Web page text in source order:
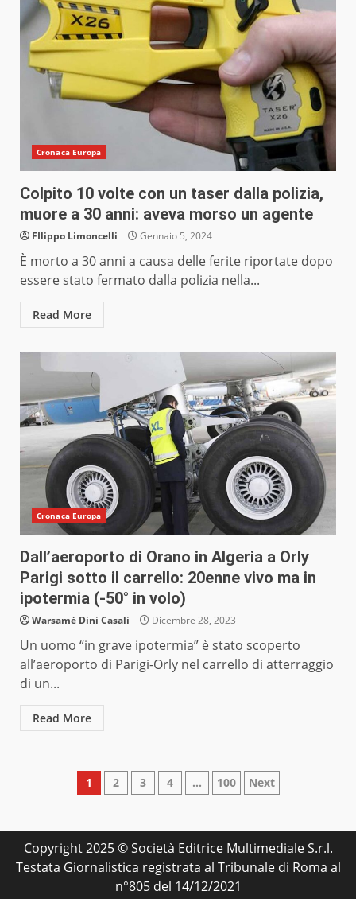
Cronaca Europa
Colpito 10 volte con un taser dalla polizia,
muore a 30 anni: aveva morso un agente
FIlippo Limoncelli Gennaio 5, 2024
È morto a 30 anni a causa delle ferite riportate dopo
essere stato fermato dalla polizia nella...
Read More
Cronaca Europa
Dall’aeroporto di Orano in Algeria a Orly
Parigi sotto il carrello: 20enne vivo ma in
ipotermia (-50° in volo)
Warsamé Dini Casali Dicembre 28, 2023
Un uomo “in grave ipotermia” è stato scoperto
all’aeroporto di Parigi-Orly nel carrello di atterraggio
di un...
Read More
Paginazione
articoli
1 2 3 4 … 100 Next
Copyright 2025 © Società Editrice Multimediale S.r.l.
Testata Giornalistica registrata al Tribunale di Roma al
n°805 del 14/12/2021